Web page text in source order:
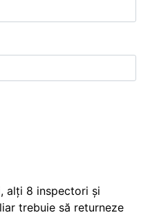
alți 8 inspectori și
trebuie să returneze